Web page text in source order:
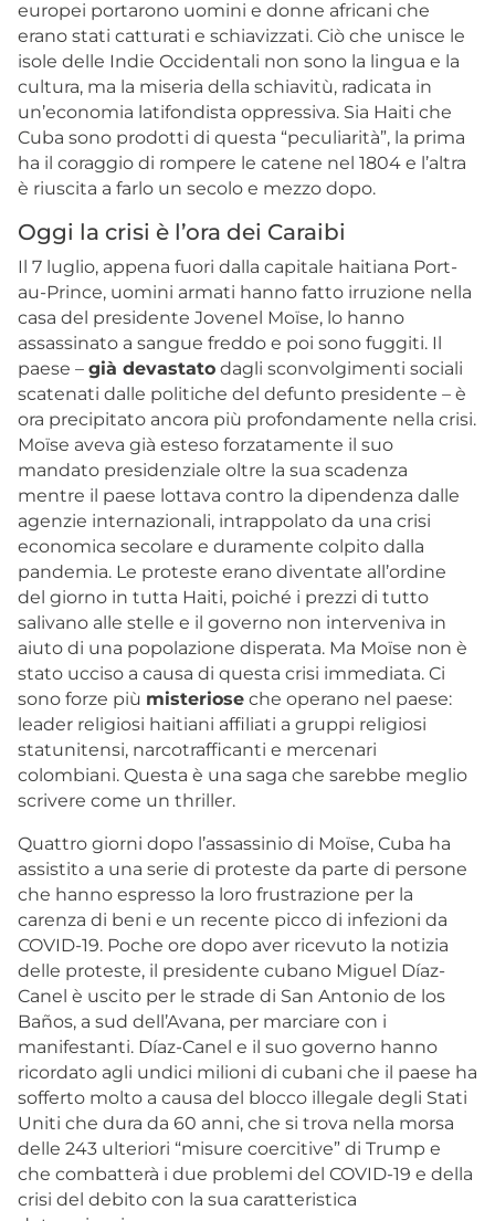
europei portarono uomini e donne africani che
erano stati catturati e schiavizzati. Ciò che unisce le
isole delle Indie Occidentali non sono la lingua e la
cultura, ma la miseria della schiavitù, radicata in
un’economia latifondista oppressiva. Sia Haiti che
Cuba sono prodotti di questa “peculiarità”, la prima
ha il coraggio di rompere le catene nel 1804 e l’altra
è riuscita a farlo un secolo e mezzo dopo.
Oggi la crisi è l’ora dei Caraibi
Il 7 luglio, appena fuori dalla capitale haitiana Port-
au-Prince, uomini armati hanno fatto irruzione nella
casa del presidente Jovenel Moïse, lo hanno
assassinato a sangue freddo e poi sono fuggiti. Il
paese – già devastato dagli sconvolgimenti sociali
scatenati dalle politiche del defunto presidente – è
ora precipitato ancora più profondamente nella crisi.
Moïse aveva già esteso forzatamente il suo
mandato presidenziale oltre la sua scadenza
mentre il paese lottava contro la dipendenza dalle
agenzie internazionali, intrappolato da una crisi
economica secolare e duramente colpito dalla
pandemia. Le proteste erano diventate all’ordine
del giorno in tutta Haiti, poiché i prezzi di tutto
salivano alle stelle e il governo non interveniva in
aiuto di una popolazione disperata. Ma Moïse non è
stato ucciso a causa di questa crisi immediata. Ci
sono forze più misteriose che operano nel paese:
leader religiosi haitiani affiliati a gruppi religiosi
statunitensi, narcotrafficanti e mercenari
colombiani. Questa è una saga che sarebbe meglio
scrivere come un thriller.
Quattro giorni dopo l’assassinio di Moïse, Cuba ha
assistito a una serie di proteste da parte di persone
che hanno espresso la loro frustrazione per la
carenza di beni e un recente picco di infezioni da
COVID-19. Poche ore dopo aver ricevuto la notizia
delle proteste, il presidente cubano Miguel Díaz-
Canel è uscito per le strade di San Antonio de los
Baños, a sud dell’Avana, per marciare con i
manifestanti. Díaz-Canel e il suo governo hanno
ricordato agli undici milioni di cubani che il paese ha
sofferto molto a causa del blocco illegale degli Stati
Uniti che dura da 60 anni, che si trova nella morsa
delle 243 ulteriori “misure coercitive” di Trump e
che combatterà i due problemi del COVID-19 e della
crisi del debito con la sua caratteristica